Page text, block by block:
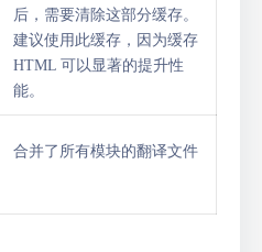
后，需要清除这部分缓存。
建议使用此缓存，因为缓存
HTML 可以显著的提升性
能。
合并了所有模块的翻译文件